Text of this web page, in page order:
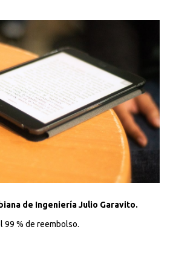
de Ingeniería Julio Garavito.
99 % de reembolso.